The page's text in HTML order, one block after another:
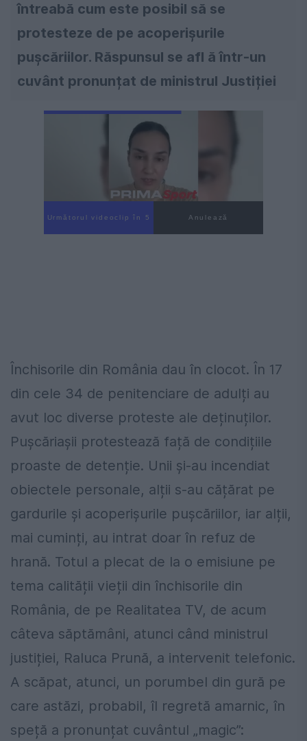
întreabă cum este posibil să se
protesteze de pe acoperișurile
pușcăriilor. Răspunsul se afl ă într-un
cuvânt pronunțat de ministrul Justiției
Următorul videoclip în 3 Anulează
Închisorile din România dau în clocot. În 17
din cele 34 de penitenciare de adulți au
avut loc diverse proteste ale deținuților.
Pușcăriașii protestează față de condițiile
proaste de detenție. Unii și-au incendiat
obiectele personale, alții s-au cățărat pe
gardurile și acoperișurile pușcăriilor, iar alții,
mai cuminți, au intrat doar în refuz de
hrană. Totul a plecat de la o emisiune pe
tema calității vieții din închisorile din
România, de pe Realitatea TV, de acum
câteva săptămâni, atunci când ministrul
justiției, Raluca Prună, a intervenit telefonic.
A scăpat, atunci, un porumbel din gură pe
care astăzi, probabil, îl regretă amarnic, în
speță a pronunțat cuvântul „magic”: